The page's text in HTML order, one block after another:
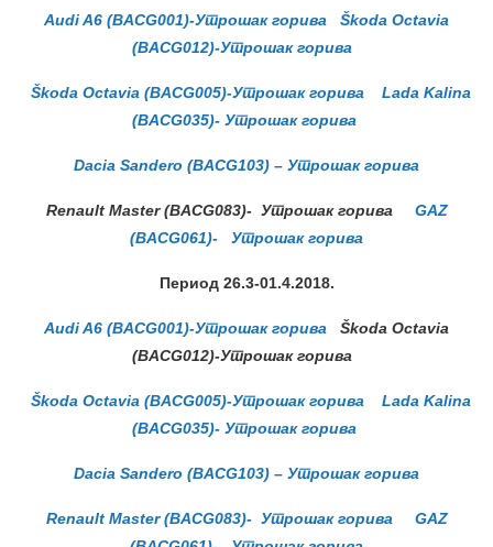
Audi A6 (BACG001)-Утрошак горива
Škoda Octavia
(BACG012)-Утрошак горива
Škoda Octavia (BACG005)-Утрошак горива
Lada Kalina
(BACG035)- Утрошак горива
Dacia Sandero (BACG103) – Утрошак горива
Renault Master (BACG083)- Утрошак горива GAZ
(BACG061)- Утрошак горива
Период 26.3-01.4.2018.
Audi A6 (BACG001)-Утрошак горива Škoda Octavia
(BACG012)-Утрошак горива
Škoda Octavia (BACG005)-Утрошак горива
Lada Kalina
(BACG035)- Утрошак горива
Dacia Sandero (BACG103) – Утрошак горива
Renault Master (BACG083)- Утрошак горива
GAZ